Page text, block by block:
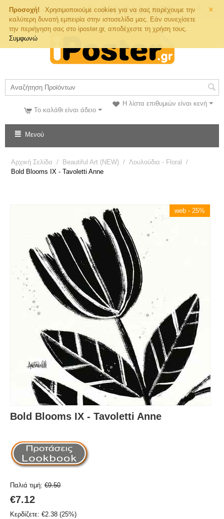
×
Προσοχή!
Χρησιμοποιούμε cookies για να σας παρέχουμε την
καλύτερη δυνατή εμπειρία στην ιστοσελίδα μας. Εάν συνεχίσετε
την περιήγηση σας στο iposter.gr, αποδέχεστε τη χρήση τους.
Συμφωνώ
Τηλ. Παραγγελιών
Η λίστα επιθυμιών είναι κενή
Το καλάθι είναι άδειο
Μενού
Αρχική Σελίδα / Beautiful Art (NEW) / Λουλούδια - Floral
/
Bold Blooms IX - Tavoletti Anne
web - 25%
Bold Blooms IX - Tavoletti Anne
Παλιά τιμή: €9.50
€7.12
Κερδίζετε: €2.38 (25%)